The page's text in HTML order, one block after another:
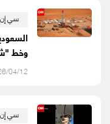
سي
وخط
2026/04/12
سي